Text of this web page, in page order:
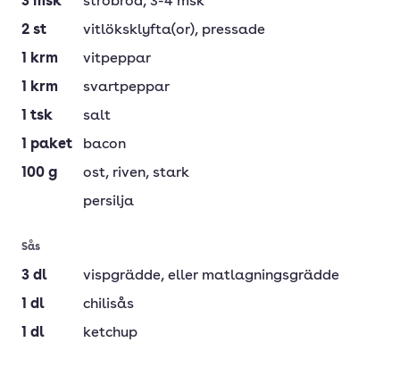
2 st vitlöksklyfta(or), pressade
1
krm
vitpeppar
1
krm
svartpeppar
1 tsk
salt
1 paket
bacon
100 g ost, riven, stark
persilja
Sås
3 dl vispgrädde, eller matlagningsgrädde
1 dl
chilisås
1 dl ketchup